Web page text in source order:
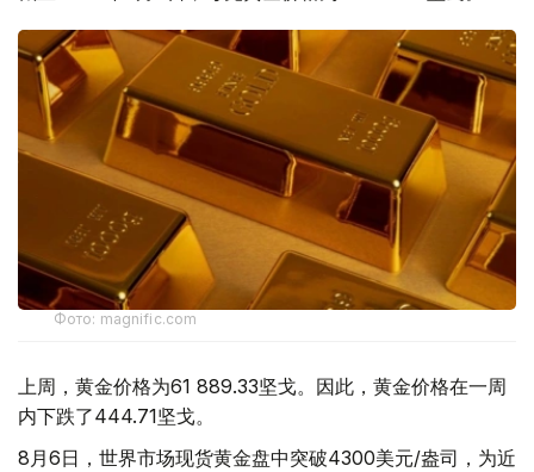
Фото: magnific.com
上周，黄金价格为61 889.33坚戈。因此，黄金价格在一周
内下跌了444.71坚戈。
8月6日，世界市场现货黄金盘中突破4300美元/盎司，为近